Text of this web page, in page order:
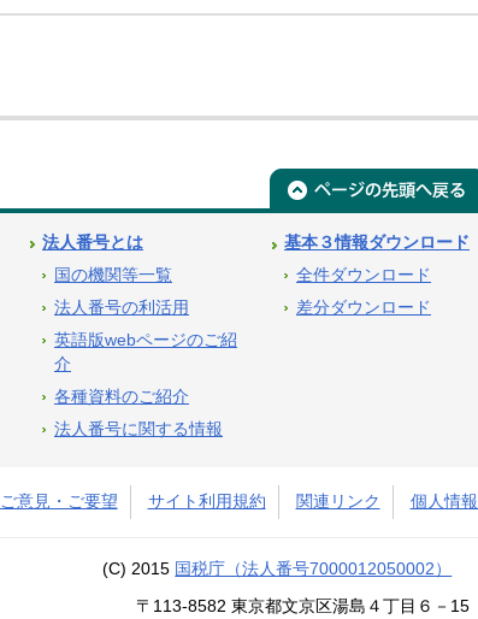
法人番号とは
国の機関等一覧
法人番号の利活用
英語版webページのご紹
介
各種資料のご紹介
法人番号に関する情報
基本３情報ダウンロード
全件ダウンロード
差分ダウンロード
ご意見・ご要望 サイト利用規約 関連リンク 個人情
(C) 2015 国税庁（法人番号7000012050002）
〒113-8582 東京都文京区湯島４丁目６－